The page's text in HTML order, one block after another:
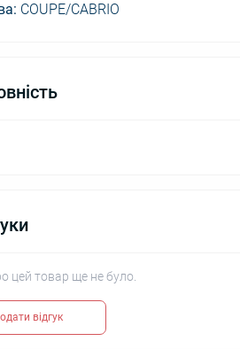
COUPE/CABRIO
цей товар ще не було.
відгук